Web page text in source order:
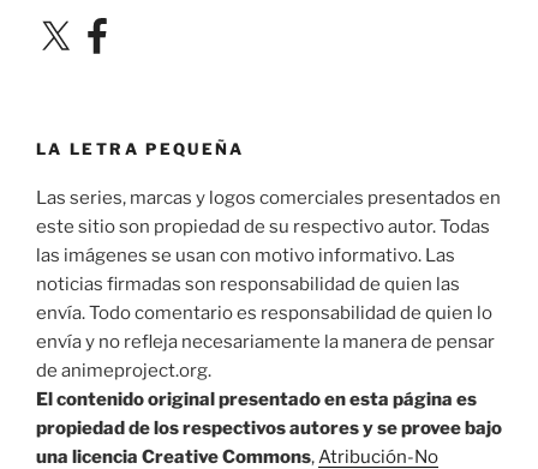
X Facebook
LA LETRA PEQUEÑA
Las series, marcas y logos comerciales presentados en
este sitio son propiedad de su respectivo autor. Todas
las imágenes se usan con motivo informativo. Las
noticias firmadas son responsabilidad de quien las
envía. Todo comentario es responsabilidad de quien lo
envía y no refleja necesariamente la manera de pensar
de animeproject.org.
El contenido original presentado en esta página es
propiedad de los respectivos autores y se provee bajo
una licencia Creative Commons,Atribución-No